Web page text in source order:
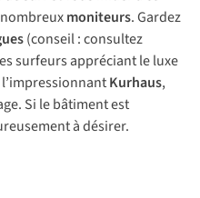
moniteurs. Gardez
(conseil : consultez
surfeurs appréciant le luxe
Kurhaus,
Si le bâtiment est
à désirer.